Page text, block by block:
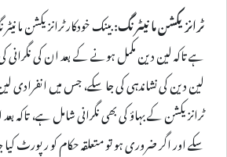
ٹرانزیکشن مانیٹرنگ:بینک خودکار ٹرانزیکشن
ہے تاکہ لین دین مکمل ہونے کے بعد ان کی نگرانی
لین دین کی نشاندہی کی جا سکے، جس میں انفرادی
ٹرانزیکشن کے بہاؤ کی بھی نگرانی شامل ہے، تاکہ
سکے اور اگر ضروری ہو تو متعلقہ حکام کو رپورٹ